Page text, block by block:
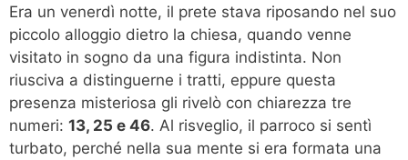
Era un venerdì notte, il prete stava riposando nel suo
piccolo alloggio dietro la chiesa, quando venne
visitato in sogno da una figura indistinta. Non
riusciva a distinguerne i tratti, eppure questa
presenza misteriosa gli rivelò con chiarezza tre
numeri: 13, 25 e 46. Al risveglio, il parroco si sentì
turbato, perché nella sua mente si era formata una